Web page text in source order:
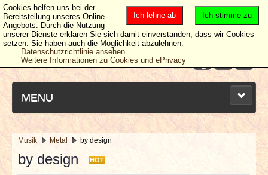
MENU
NEUESTE ARTIKEL
Musik Metal by design
by design HOT
Ich stimme zu
Ich lehne ab
Cookies helfen uns bei der
Bereitstellung unseres Online-
Angebots. Durch die Nutzung
unserer Dienste erklären Sie sich damit einverstanden, dass wir Cookies
setzen. Sie haben auch die Möglichkeit abzulehnen.
Datenschutzrichtlinie ansehen
Weitere Informationen zu Cookies und ePrivacy